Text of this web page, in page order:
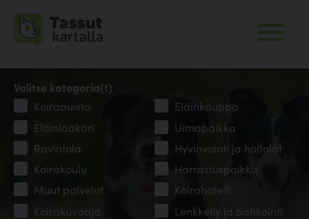
Valitse kategoria(t)
Koirapuisto
Eläinkauppa
Eläinlääkäri
Uimapaikka
Ravintola
Hyvinvointi ja hoitolat
Koirakoulu
Harrastuspaikka
Muut palvelut
Koirahotelli
Koirakuvaaja
Lenkkeily ja patikointi